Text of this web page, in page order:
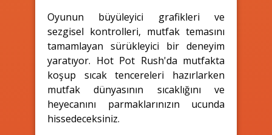
Oyunun büyüleyici grafikleri ve
sezgisel kontrolleri, mutfak temasını
tamamlayan sürükleyici bir deneyim
yaratıyor. Hot Pot Rush'da mutfakta
koşup sıcak tencereleri hazırlarken
mutfak dünyasının sıcaklığını ve
heyecanını parmaklarınızın ucunda
hissedeceksiniz.